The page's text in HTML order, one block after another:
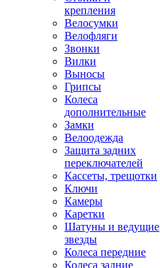
крепления
Велосумки
Велофляги
Звонки
Вилки
Выносы
Грипсы
Колеса
дополнительные
Замки
Велоодежда
Защита задних
переключателей
Кассеты, трещотки
Ключи
Камеры
Каретки
Шатуны и ведущие
звезды
Колеса передние
Колеса задние